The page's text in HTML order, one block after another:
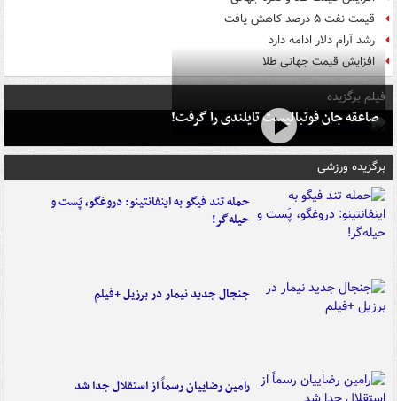
قیمت نفت ۵ درصد کاهش یافت
رشد آرام دلار ادامه دارد
افزایش قیمت جهانی طلا
فیلم برگزیده
صاعقه جان فوتبالیست تایلندی را گرفت!
برگزیده ورزشی
حمله تند فیگو به اینفانتینو: دروغگو، پَست‌ و
حیله‌گر!
جنجال جدید نیمار در برزیل +فیلم
رامین رضاییان رسماً از استقلال جدا شد